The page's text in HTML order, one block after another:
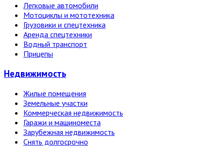
Легковые автомобили
Мотоциклы и мототехника
Грузовики и спецтехника
Аренда спецтехники
Водный транспорт
Прицепы
Недвижи­мость
Жилые помещения
Земельные участки
Коммерческая недвижимость
Гаражи и машиноместа
Зарубежная недвижимость
Снять долгосрочно